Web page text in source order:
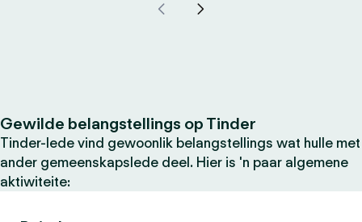
Gewilde belangstellings op Tinder
Tinder-lede vind gewoonlik belangstellings wat hulle met
ander gemeenskapslede deel. Hier is 'n paar algemene
aktiwiteite: